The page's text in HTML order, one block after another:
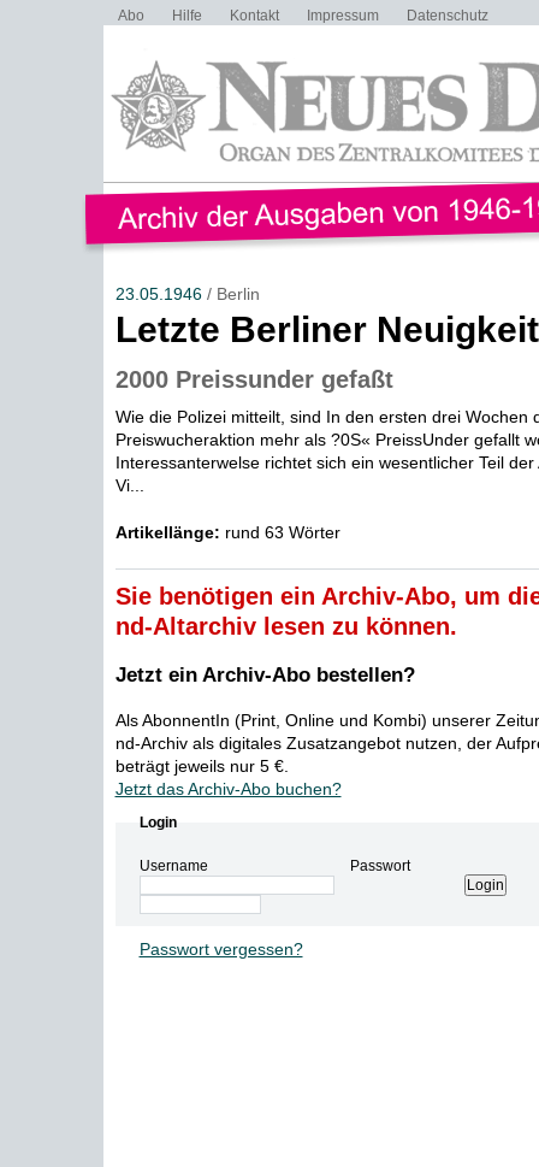
Abo Hilfe Kontakt Impressum Datenschutz
23.05.1946/ Berlin
Letzte Berliner
2000 Preissunder gefaßt
Wie die Polizei mitteilt, sind In den ersten drei Wochen
Preiswucheraktion mehr als ?0S« PreissUnder gefallt
Interessanterwelse richtet sich ein wesentlicher Teil
Vi...
Artikellänge: rund 63 Wörter
Sie benötigen ein Archiv-Abo, um
nd-Altarchiv lesen zu können.
Jetzt ein Archiv-Abo bestellen?
Als AbonnentIn (Print, Online und Kombi) unserer
nd-Archiv als digitales Zusatzangebot nutzen, der
beträgt jeweils nur 5 €.
Jetzt das Archiv-Abo buchen?
Login
Username Passwort
Passwort vergessen?